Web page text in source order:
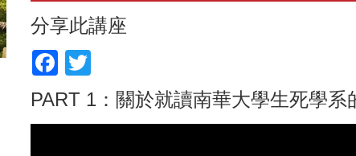
分享此講座
Facebook
PART 1：關於就讀南華大學生死學系